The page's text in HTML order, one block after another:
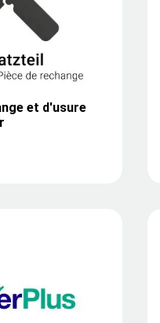
et d'usure